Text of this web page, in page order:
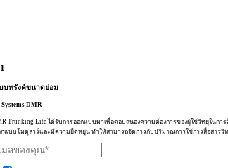
บทรังค์ขนาดย่อม
SystemsDMR
Trunking Lite ได้รับการออกแบบมาเพื่อตอบสนองความต้องการของผู้ใช้วิทยุใน
กแบบโมดูลาร์และมีความยืดหยุ่น ทำให้สามารถจัดการกับปริมาณการใช้การสื่อสาร